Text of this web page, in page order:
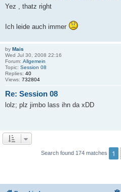
Yez , thatz right
Ich leide auch immer
by Mais
Wed Jul 30, 2008 22:16
Forum: Allgemein
Topic: Session 08
Replies: 40
Views: 732804
Re: Session 08
lolz; plz jimbo lass ihn da xDD
Search found 174 matches 1